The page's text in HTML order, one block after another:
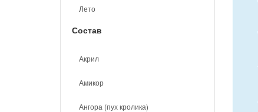
Лето
Состав
Акрил
Амикор
Ангора (пух кролика)